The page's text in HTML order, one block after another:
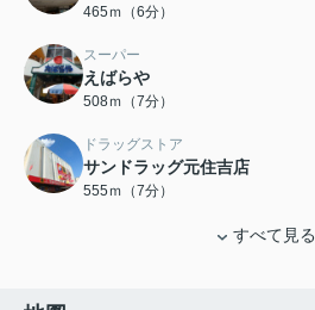
465ｍ（6分）
スーパー
えばらや
508ｍ（7分）
ドラッグストア
サンドラッグ元住吉店
555ｍ（7分）
すべて見る